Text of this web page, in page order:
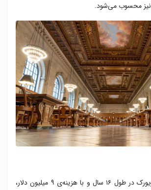
نیز محسوب می‌شود.
کتابخانه عمومی نیویورک در طول ۱۶ سال و با هزینه‌ی ۹ میلیون دلار،